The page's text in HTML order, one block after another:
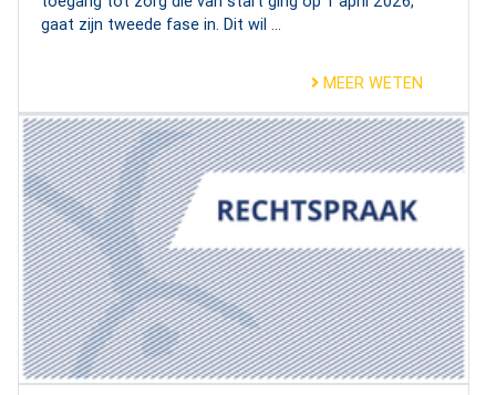
gaat zijn tweede fase in. Dit wil ...
MEER WETEN